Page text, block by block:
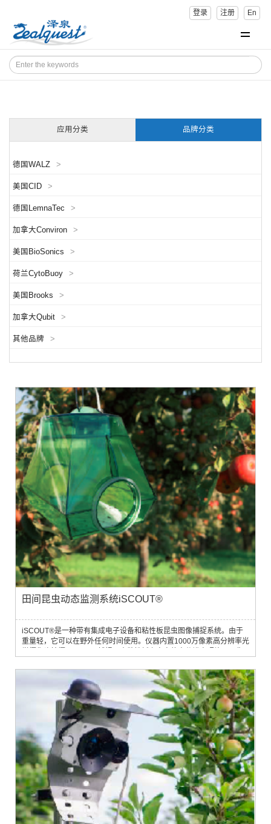
登录 注册 En
应用分类 品牌分类
德国WALZ >
美国CID >
德国LemnaTec >
加拿大Conviron >
美国BioSonics >
荷兰CytoBuoy >
美国Brooks >
加拿大Qubit >
其他品牌 >
田间昆虫动态监测系统iSCOUT®
iSCOUT®是一种带有集成电子设备和粘性板昆虫图像捕捉系统。由于
重量轻，它可以在野外任何时间使用。仪器内置1000万像素高分辨率光
动害虫检测框架进行害虫的分析和计数，分析数据都在FieldCliate网络
平台在线显示。设备提供不同类型的昆虫陷阱，覆盖范围广泛的昆虫物
种。一个控制单元...